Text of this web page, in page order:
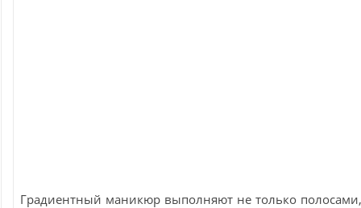
Градиентный маникюр выполняют не только полосами,